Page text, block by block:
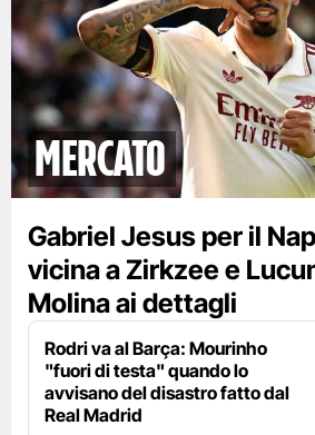
mercato
Gabriel Jesus per il
vicina a Zirkzee e
Molina ai dettagli
Rodri va al Barça: Mourinho
"fuori di testa" quando lo
avvisano del disastro fatto dal
Real Madrid